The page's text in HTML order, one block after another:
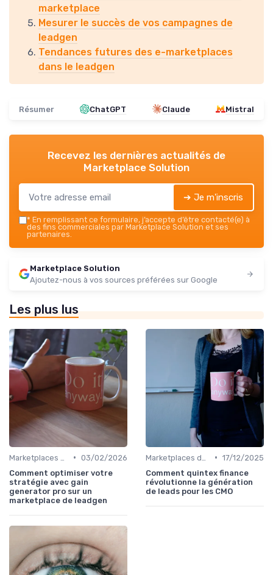
marketplace
Mesurer le succès de vos campagnes de
leadgen
Tendances futures des e-marketplaces
dans le leadgen
Résumer ChatGPT Claude Mistral
Recevez les dernières actualités de
Marketplace Solution
➔ Je m'inscris
* En remplissant ce formulaire, j’accepte d’être contacté(e) à
des fins commerciales par Marketplace Solution et ses
partenaires.
Marketplace Solution
Ajoutez-nous à vos sources préférées sur Google
Les plus lus
• 03/02/2026
Comment optimiser votre
stratégie avec gain
generator pro sur un
marketplace de leadgen
• 17/12/2025
Comment quintex finance
révolutionne la génération
de leads pour les CMO